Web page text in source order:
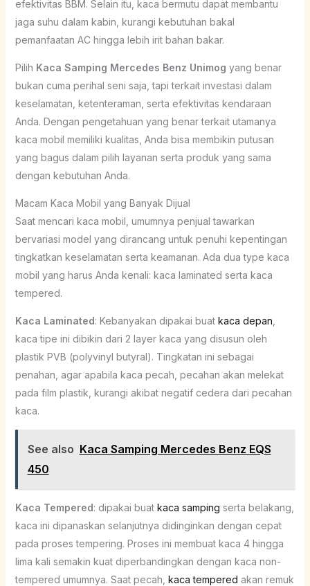
efektivitas BBM. Selain itu, kaca bermutu dapat membantu
jaga suhu dalam kabin, kurangi kebutuhan bakal
pemanfaatan AC hingga lebih irit bahan bakar.
Pilih Kaca Samping Mercedes Benz Unimog yang benar
bukan cuma perihal seni saja, tapi terkait investasi dalam
keselamatan, ketenteraman, serta efektivitas kendaraan
Anda. Dengan pengetahuan yang benar terkait utamanya
kaca mobil memiliki kualitas, Anda bisa membikin putusan
yang bagus dalam pilih layanan serta produk yang sama
dengan kebutuhan Anda.
Macam Kaca Mobil yang Banyak Dijual
Saat mencari kaca mobil, umumnya penjual tawarkan
bervariasi model yang dirancang untuk penuhi kepentingan
tingkatkan keselamatan serta keamanan. Ada dua type kaca
mobil yang harus Anda kenali: kaca laminated serta kaca
tempered.
Kaca Laminated: Kebanyakan dipakai buat kaca depan
kaca tipe ini dibikin dari 2 layer kaca yang disusun oleh
plastik PVB (polyvinyl butyral). Tingkatan ini sebagai
penahan, agar apabila kaca pecah, pecahan akan melekat
pada film plastik, kurangi akibat negatif cedera dari pecahan
kaca.
See also Kaca Samping Mercedes Benz EQS
450
Kaca Tempered: dipakai buat kaca samping serta belakang,
kaca ini dipanaskan selanjutnya didinginkan dengan cepat
pada proses tempering. Proses ini membuat kaca 4 hingga
lima kali semakin kuat diperbandingkan dengan kaca non-
tempered umumnya. Saat pecah, kaca tempered akan remuk